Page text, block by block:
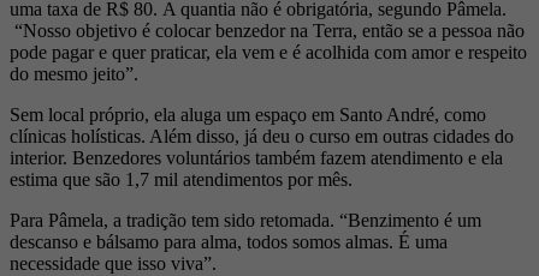
uma taxa de R$ 80. A quantia não é obrigatória, segundo Pâmela.
“Nosso objetivo é colocar benzedor na Terra, então se a pessoa não
pode pagar e quer praticar, ela vem e é acolhida com amor e respeito
do mesmo jeito”.
Sem local próprio, ela aluga um espaço em Santo André, como
clínicas holísticas. Além disso, já deu o curso em outras cidades do
interior. Benzedores voluntários também fazem atendimento e ela
estima que são 1,7 mil atendimentos por mês.
Para Pâmela, a tradição tem sido retomada. “Benzimento é um
descanso e bálsamo para alma, todos somos almas. É uma
necessidade que isso viva”.